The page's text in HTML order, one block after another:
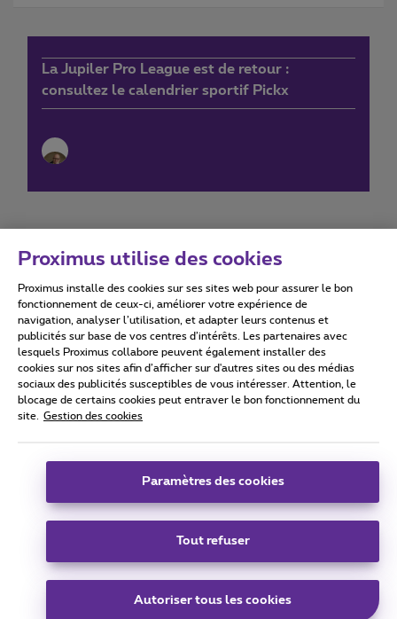
La Jupiler Pro League est de retour :
consultez le calendrier sportif Pickx
Conditions d'utilisation Accessibility statement
Tous droits réservés. © 2026 Proximus
Conditions générales, info consommateur
Coordonnées de l’entreprise
Boulevard du Roi Albert II 27 - B-1030 Bruxelles.
Carrier & Wholesale Solutions
|Telindus
Proximus utilise des cookies
Proximus installe des cookies sur ses sites web pour assurer le bon
fonctionnement de ceux-ci, améliorer votre expérience de
navigation, analyser l’utilisation, et adapter leurs contenus et
publicités sur base de vos centres d’intérêts. Les partenaires avec
lesquels Proximus collabore peuvent également installer des
cookies sur nos sites afin d’afficher sur d'autres sites ou des médias
sociaux des publicités susceptibles de vous intéresser. Attention, le
blocage de certains cookies peut entraver le bon fonctionnement du
site.
Gestion des cookies
Paramètres des cookies
Tout refuser
Autoriser tous les cookies